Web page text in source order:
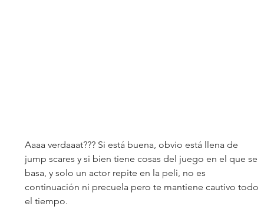
Aaaa verdaaat??? Si está buena, obvio está llena de
jump scares y si bien tiene cosas del juego en el que se
basa, y solo un actor repite en la peli, no es
continuación ni precuela pero te mantiene cautivo todo
el tiempo.